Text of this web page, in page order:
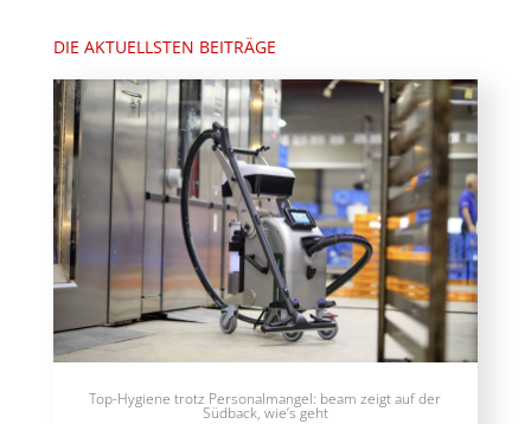
DIE AKTUELLSTEN BEITRÄGE
Top-Hygiene trotz Personalmangel: beam zeigt auf der
Südback, wie’s geht